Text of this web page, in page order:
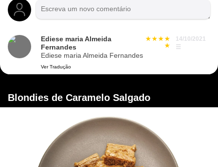
Ediese maria Almeida
Fernandes
14/10/2021
☰
Ediese maria Almeida Fernandes
Ver Tradução
Blondies de Caramelo Salgado